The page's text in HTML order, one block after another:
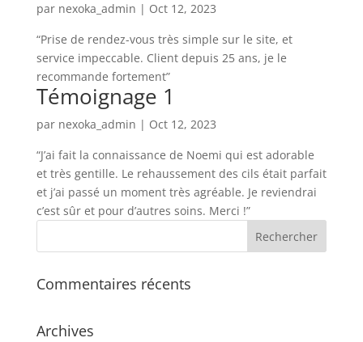
par nexoka_admin | Oct 12, 2023
“Prise de rendez-vous très simple sur le site, et
service impeccable. Client depuis 25 ans, je le
recommande fortement”
Témoignage 1
par nexoka_admin | Oct 12, 2023
“J’ai fait la connaissance de Noemi qui est adorable
et très gentille. Le rehaussement des cils était parfait
et j’ai passé un moment très agréable. Je reviendrai
c’est sûr et pour d’autres soins. Merci !”
Commentaires récents
Archives